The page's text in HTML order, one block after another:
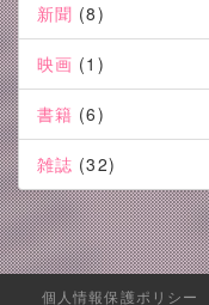
新聞 (8)
映画 (1)
書籍 (6)
雑誌 (32)
個人情報保護ポリシー